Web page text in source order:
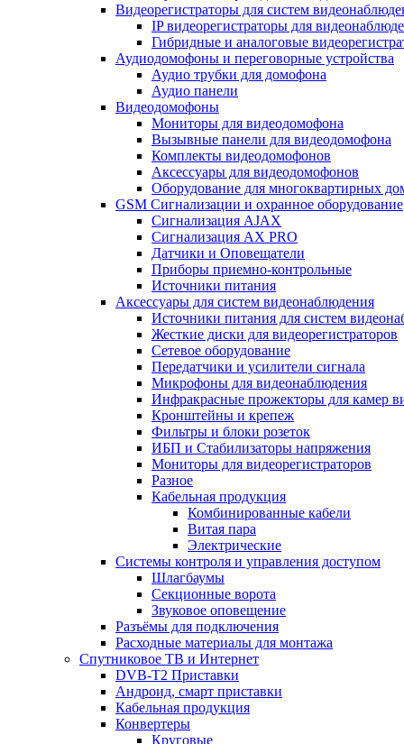
Видеорегистраторы для систем
IP видеорегистраторы для
Гибридные и аналоговые
Аудиодомофоны и переговорные устройства
Аудио трубки для домофона
Аудио панели
Видеодомофоны
Мониторы для видеодомофона
Вызывные панели для видеодомофона
Комплекты видеодомофонов
Аксессуары для видеодомофонов
Оборудование для многоквартирных
GSM Сигнализации и охранное оборудование
Сигнализация AJAX
Сигнализация AX PRO
Датчики и Оповещатели
Приборы приемно-контрольные
Источники питания
Аксессуары для систем видеонаблюдения
Источники питания для систем
Жесткие диски для видеорегистраторов
Сетевое оборудование
Передатчики и усилители сигнала
Микрофоны для видеонаблюдения
Инфракрасные прожекторы для камер
Кронштейны и крепеж
Фильтры и блоки розеток
ИБП и Стабилизаторы напряжения
Мониторы для видеорегистраторов
Разное
Кабельная продукция
Комбинированные кабели
Витая пара
Электрические
Системы контроля и управления доступом
Шлагбаумы
Секционные ворота
Звуковое оповещение
Разъёмы для подключения
Расходные материалы для монтажа
Спутниковое ТВ и Интернет
DVB-Т2 Приставки
Андроид, смарт приставки
Кабельная продукция
Конвертеры
Круговые